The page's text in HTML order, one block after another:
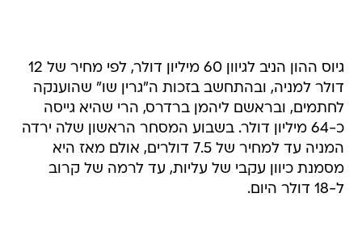
גיוס ההון הניב לגיוון 60 מיליון דולר, לפי מחיר של 12
דולר למניה, ובהתחשב בזכות ה"גרין שו" שהוענקה
לחתמים, ובראשם ליהמן ברדרס, הרי שהיא גייסה
כ-64 מיליון דולר. בשבוע המסחר הראשון שלה ירדה
המניה עד למחיר של 7.5 דולרים, אולם מאז היא
מסמנת כיוון עקבי של עליות, עד לרמה של קרוב
ל-18 דולר היום.